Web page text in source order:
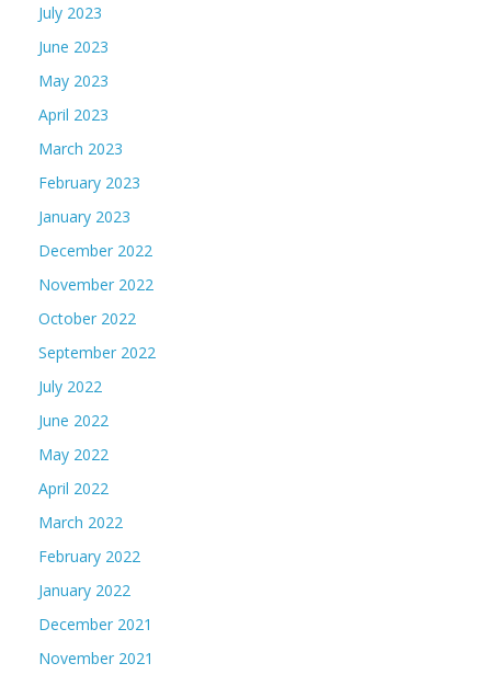
July 2023
June 2023
May 2023
April 2023
March 2023
February 2023
January 2023
December 2022
November 2022
October 2022
September 2022
July 2022
June 2022
May 2022
April 2022
March 2022
February 2022
January 2022
December 2021
November 2021